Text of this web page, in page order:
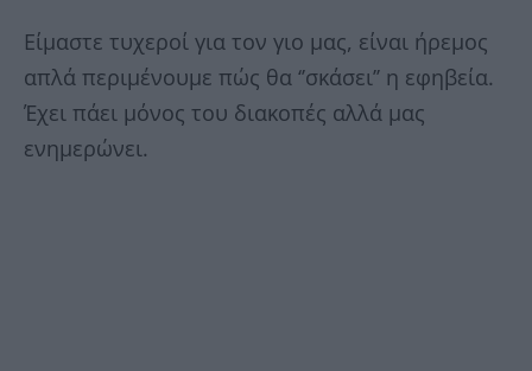
Είμαστε τυχεροί για τον γιο μας, είναι ήρεμος
απλά περιμένουμε πώς θα ‘’σκάσει’’ η εφηβεία.
Έχει πάει μόνος του διακοπές αλλά μας
ενημερώνει.